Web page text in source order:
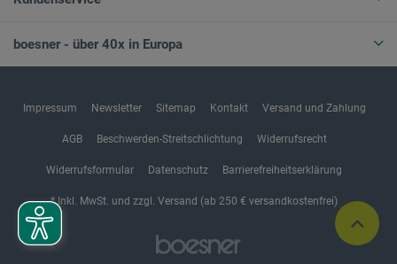
boesner - über 40x in Europa
Impressum Newsletter Sitemap Kontakt Versand und Zahlung
AGB Beschwerden-Streitschlichtung Widerrufsrecht
Widerrufsformular Datenschutz Barrierefreiheitserklärung
* Inkl. MwSt. und zzgl. Versand (ab 250 € versandkostenfrei)